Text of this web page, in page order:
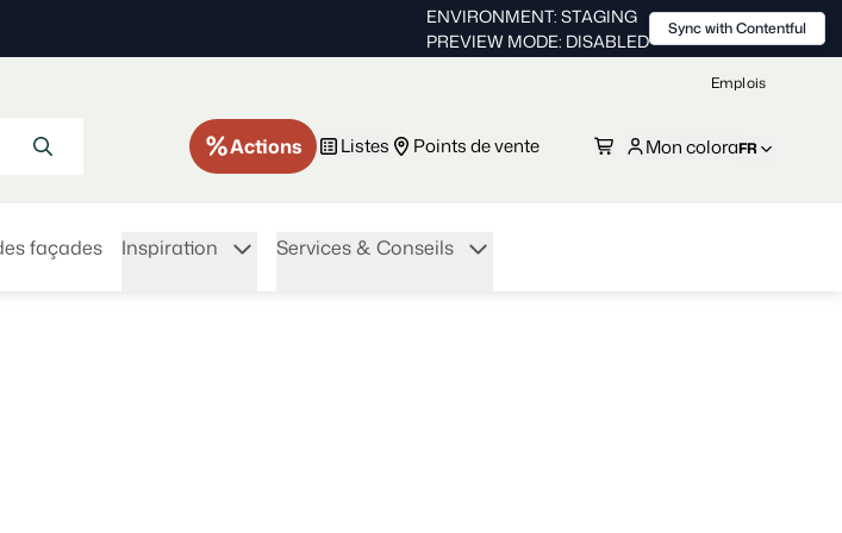
Emplois
Actions Listes Points de vente Mon coloraFR
façades Inspiration Services & Conseils
ENVIRONMENT: STAGING
PREVIEW MODE: DISABLED
Sync with Contentful